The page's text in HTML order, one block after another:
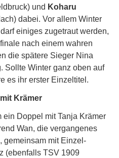
und Koharu
dabei. Vor allem Winter
einiges zugetraut werden,
nach einem wahren
die spätere Sieger Nina
Sollte Winter ganz oben auf
es ihr erster Einzeltitel.
Krämer
Doppel mit Tanja Krämer
Wan, die vergangenes
gemeinsam mit Einzel-
(ebenfalls TSV 1909